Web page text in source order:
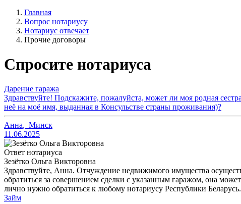
Главная
Вопрос нотариусу
Нотариус отвечает
Прочие договоры
Спросите нотариуса
Дарение гаража
Здравствуйте! Подскажите, пожалуйста, может ли моя родная
неё на моё имя, выданная в Консульстве страны проживания)?
Анна, Минск
11.06.2025
Ответ нотариуса
Зезётко Ольга Викторовна
Здравствуйте, Анна. Отчуждение недвижимого имущества
обратиться за совершением сделки с указанным гаражом, она
лично нужно обратиться к любому нотариусу Республики Беларусь.
Займ